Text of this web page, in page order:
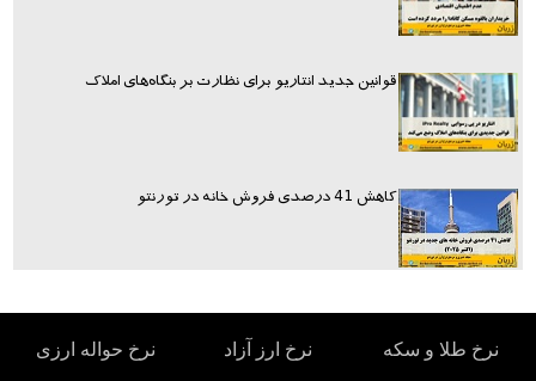
قوانین جدید انتاریو برای نظارت بر بنگاه‌های املاک
کاهش 41 درصدی فروش خانه در تورنتو
نرخ طلا و سکه نرخ ارز آزاد نرخ حواله ارزی